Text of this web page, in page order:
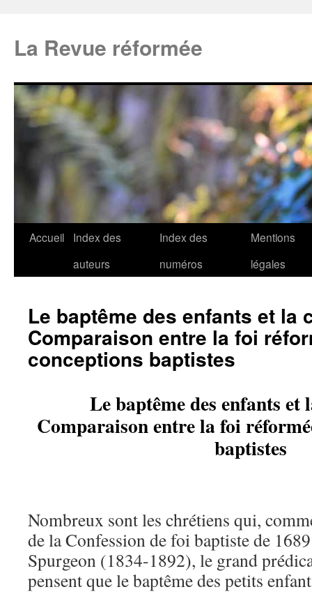
La Revue réformée
Accueil
Index des
auteurs
Index des
numéros
Mentions
légales
Le baptême des enfants et la
Comparaison entre la foi
conceptions baptistes
Le baptême des enfants et
Comparaison entre la foi
baptistes
Nombreux sont les chrétiens qui,
de la Confession de foi baptiste de 1689
Spurgeon (1834-1892), le grand
pensent que le baptême des petits